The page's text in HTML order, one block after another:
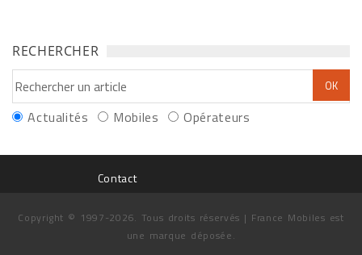
RECHERCHER
Actualités Mobiles Opérateurs
Contact
Copyright © 1997-2026. Tous droits réservés | France Mobiles est
une marque déposée.